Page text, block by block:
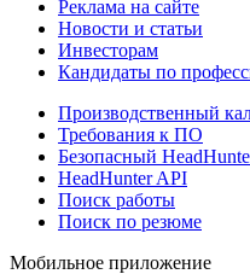
Реклама на сайте
Новости и статьи
Инвесторам
Кандидаты по
Производственный
Требования к ПО
Безопасный
HeadHunter API
Поиск работы
Поиск по резюме
Мобильное приложение